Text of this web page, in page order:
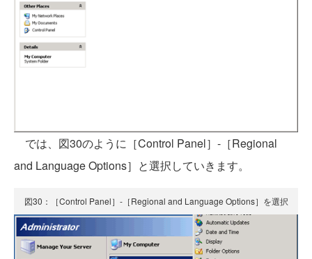
では、図30のように［Control Panel］-［Regional
and Language Options］と選択していきます。
図30：［Control Panel］-［Regional and Language Options］を選択